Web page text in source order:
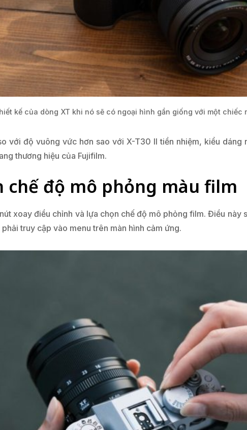
kế của dòng XT khi nó sẽ có ngoại hình gần giống với một chiếc
với độ vuông vức hơn sao với X-T30 II tiền nhiệm, kiểu
thương hiệu của Fujifilm.
chế độ mô phỏng màu film
xoay điều chỉnh và lựa chọn chế độ mô phỏng film. Điều
truy cập vào menu trên màn hình cảm ứng.